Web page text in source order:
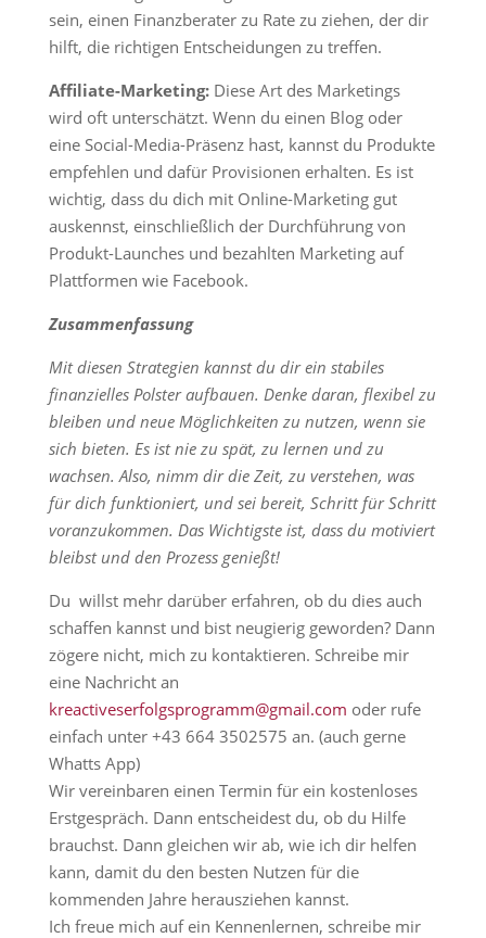
sein, einen Finanzberater zu Rate zu ziehen, der dir
hilft, die richtigen Entscheidungen zu treffen.
Affiliate-Marketing:Diese Art des Marketings
wird oft unterschätzt. Wenn du einen Blog oder
eine Social-Media-Präsenz hast, kannst du Produkte
empfehlen und dafür Provisionen erhalten. Es ist
wichtig, dass du dich mit Online-Marketing gut
auskennst, einschließlich der Durchführung von
Produkt-Launches und bezahlten Marketing auf
Plattformen wie Facebook.
Zusammenfassung
Mit diesen Strategien kannst du dir ein stabiles
finanzielles Polster aufbauen. Denke daran, flexibel zu
bleiben und neue Möglichkeiten zu nutzen, wenn sie
sich bieten. Es ist nie zu spät, zu lernen und zu
wachsen. Also, nimm dir die Zeit, zu verstehen, was
für dich funktioniert, und sei bereit, Schritt für Schritt
voranzukommen. Das Wichtigste ist, dass du motiviert
bleibst und den Prozess genießt!
Du willst mehr darüber erfahren, ob du dies auch
schaffen kannst und bist neugierig geworden? Dann
zögere nicht, mich zu kontaktieren. Schreibe mir
eine Nachricht an
kreactiveserfolgsprogramm@gmail.com oder rufe
einfach unter +43 664 3502575 an. (auch gerne
Whatts App)
Wir vereinbaren einen Termin für ein kostenloses
Erstgespräch. Dann entscheidest du, ob du Hilfe
brauchst. Dann gleichen wir ab, wie ich dir helfen
kann, damit du den besten Nutzen für die
kommenden Jahre herausziehen kannst.
Ich freue mich auf ein Kennenlernen, schreibe mir